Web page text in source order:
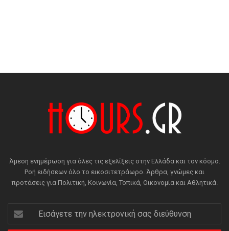
Άμεση ενημέρωση για όλες τις εξελίξεις στην Ελλάδα και τον κόσμο.
Ροή ειδήσεων όλο το εικοσιτετράωρο. Άρθρα, γνώμες και
προτάσεις για Πολιτική, Κοινωνία, Τοπικά, Οικονομία και Αθλητικά.
Εισάγετε
την